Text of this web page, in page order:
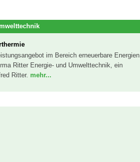
im Bereich erneuerbare Energien
Ritter Energie- und Umwelttechnik, ein
Ritter. mehr...